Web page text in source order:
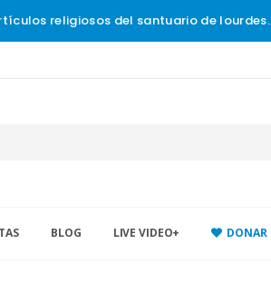
religiosos del santuario de lourdes.
BLOG LIVE VIDEO+ DONAR